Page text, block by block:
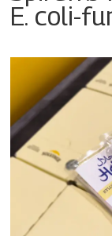
E. coli-